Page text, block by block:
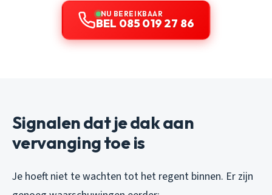
NU BEREIKBAAR
BEL 085 019 27 86
Signalen dat je dak aan
vervanging toe is
Je hoeft niet te wachten tot het regent binnen. Er zijn